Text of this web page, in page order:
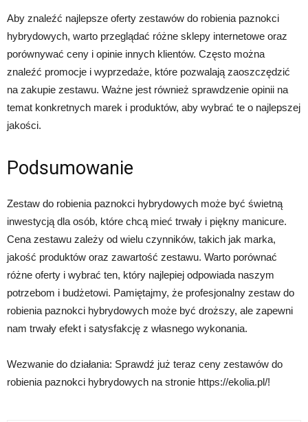
Aby znaleźć najlepsze oferty zestawów do robienia paznokci
hybrydowych, warto przeglądać różne sklepy internetowe oraz
porównywać ceny i opinie innych klientów. Często można
znaleźć promocje i wyprzedaże, które pozwalają zaoszczędzić
na zakupie zestawu. Ważne jest również sprawdzenie opinii na
temat konkretnych marek i produktów, aby wybrać te o najlepszej
jakości.
Podsumowanie
Zestaw do robienia paznokci hybrydowych może być świetną
inwestycją dla osób, które chcą mieć trwały i piękny manicure.
Cena zestawu zależy od wielu czynników, takich jak marka,
jakość produktów oraz zawartość zestawu. Warto porównać
różne oferty i wybrać ten, który najlepiej odpowiada naszym
potrzebom i budżetowi. Pamiętajmy, że profesjonalny zestaw do
robienia paznokci hybrydowych może być droższy, ale zapewni
nam trwały efekt i satysfakcję z własnego wykonania.
Wezwanie do działania: Sprawdź już teraz ceny zestawów do
robienia paznokci hybrydowych na stronie https://ekolia.pl/!